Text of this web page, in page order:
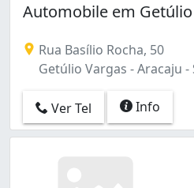
Automobile em
Rua Basílio Rocha, 50
Getúlio Vargas - Aracaju -
Ver Tel Info